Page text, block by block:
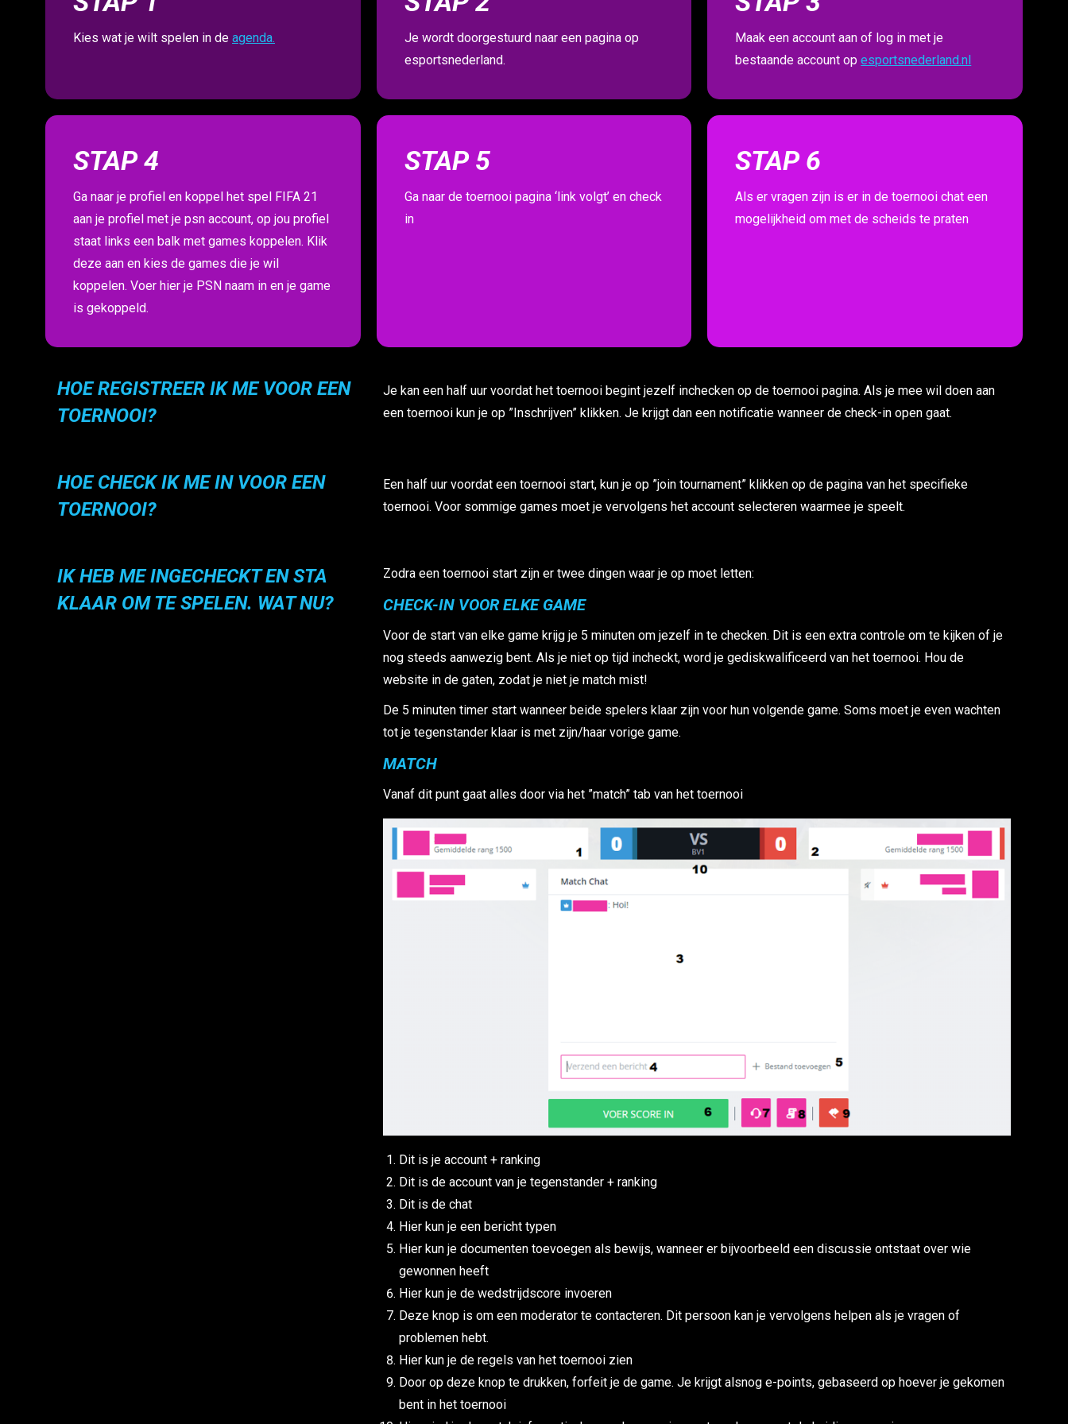
Kies wat je wilt spelen in de agenda.
Je wordt doorgestuurd naar een pagina op
esportsnederland.
Maak een account aan of log in met je
bestaande account opesportsnederland.nl
STAP 4
Ga naar je profiel en koppel het spel FIFA 21
aan je profiel met je psn account, op jou profiel
staat links een balk met games koppelen. Klik
deze aan en kies de games die je wil
koppelen. Voer hier je PSN naam in en je game
is gekoppeld.
STAP 5
Ga naar de toernooi pagina ‘link volgt’ en check
in
STAP 6
Als er vragen zijn is er in de toernooi chat een
mogelijkheid om met de scheids te praten
HOE REGISTREER IK ME VOOR EEN
TOERNOOI?
Je kan een half uur voordat het toernooi begint jezelf inchecken op de toernooi pagina. Als je mee wil doen aan
een toernooi kun je op ”Inschrijven” klikken. Je krijgt dan een notificatie wanneer de check-in open gaat.
HOE CHECK IK ME IN VOOR EEN
TOERNOOI?
Een half uur voordat een toernooi start, kun je op ”join tournament” klikken op de pagina van het specifieke
toernooi. Voor sommige games moet je vervolgens het account selecteren waarmee je speelt.
IK HEB ME INGECHECKT EN STA
KLAAR OM TE SPELEN. WAT NU?
Zodra een toernooi start zijn er twee dingen waar je op moet letten:
CHECK-IN VOOR ELKE GAME
Voor de start van elke game krijg je 5 minuten om jezelf in te checken. Dit is een extra controle om te kijken of je
nog steeds aanwezig bent. Als je niet op tijd incheckt, word je gediskwalificeerd van het toernooi. Hou de
website in de gaten, zodat je niet je match mist!
De 5 minuten timer start wanneer beide spelers klaar zijn voor hun volgende game. Soms moet je even wachten
tot je tegenstander klaar is met zijn/haar vorige game.
MATCH
Vanaf dit punt gaat alles door via het ”match” tab van het toernooi
Dit is je account + ranking
Dit is de account van je tegenstander + ranking
Dit is de chat
Hier kun je een bericht typen
Hier kun je documenten toevoegen als bewijs, wanneer er bijvoorbeeld een discussie ontstaat over wie
gewonnen heeft
Hier kun je de wedstrijdscore invoeren
Deze knop is om een moderator te contacteren. Dit persoon kan je vervolgens helpen als je vragen of
problemen hebt.
Hier kun je de regels van het toernooi zien
Door op deze knop te drukken, forfeit je de game. Je krijgt alsnog e-points, gebaseerd op hoever je gekomen
bent in het toernooi